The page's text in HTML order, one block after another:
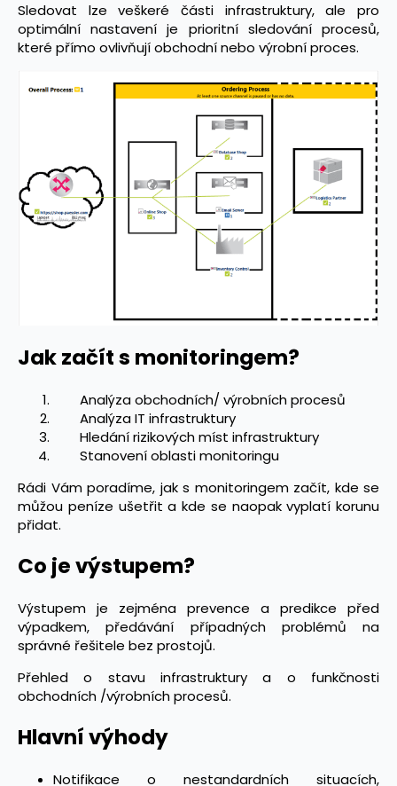
Sledovat lze veškeré části infrastruktury, ale pro
optimální nastavení je prioritní sledování procesů,
které přímo ovlivňují obchodní nebo výrobní proces.
Jak začít s monitoringem?
Analýza obchodních/ výrobních procesů
Analýza IT infrastruktury
Hledání rizikových míst infrastruktury
Stanovení oblasti monitoringu
Rádi Vám poradíme, jak s monitoringem začít, kde se
můžou peníze ušetřit a kde se naopak vyplatí korunu
přidat.
Co je výstupem?
Výstupem je zejména prevence a predikce před
výpadkem, předávání případných problémů na
správné řešitele bez prostojů.
Přehled o stavu infrastruktury a o funkčnosti
obchodních /výrobních procesů.
Hlavní výhody
Notifikace o nestandardních situacích,